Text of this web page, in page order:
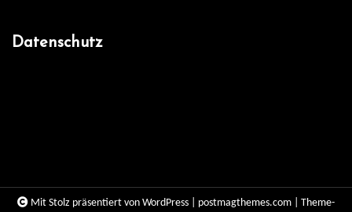
Datenschutz
Mit Stolz präsentiert von WordPress postmagthemes.com Theme-